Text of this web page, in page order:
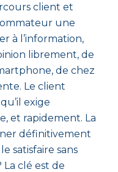
client et
une
à l’information,
librement, de
de chez
Le client
exige
et rapidement. La
définitivement
satisfaire sans
La clé est de